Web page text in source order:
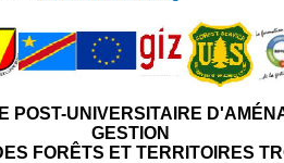
POST-UNIVERSITAIRE
GESTION
FORÊTS ET TERRITOIRES